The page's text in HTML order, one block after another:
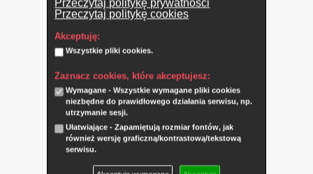
Przeczytaj politykę prywatności
Przeczytaj politykę cookies
Akceptuję:
Wszystkie pliki cookies.
Zaznacz cookies, które akceptujesz:
Wymagane - Wszystkie wymagane pliki cookies
niezbędne do prawidłowego działania serwisu, np.
utrzymanie sesji.
Ułatwiające - Zapamiętują rozmiar fontów, jak
również wersję graficzną/kontrastową/tekstową
serwisu.